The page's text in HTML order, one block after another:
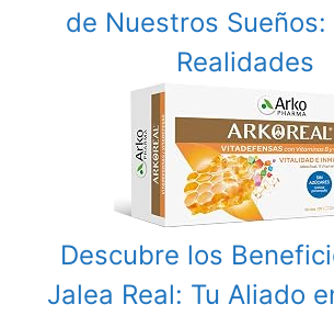
de Nuestros
Realidades
Descubre los
Jalea Real: Tu Aliado